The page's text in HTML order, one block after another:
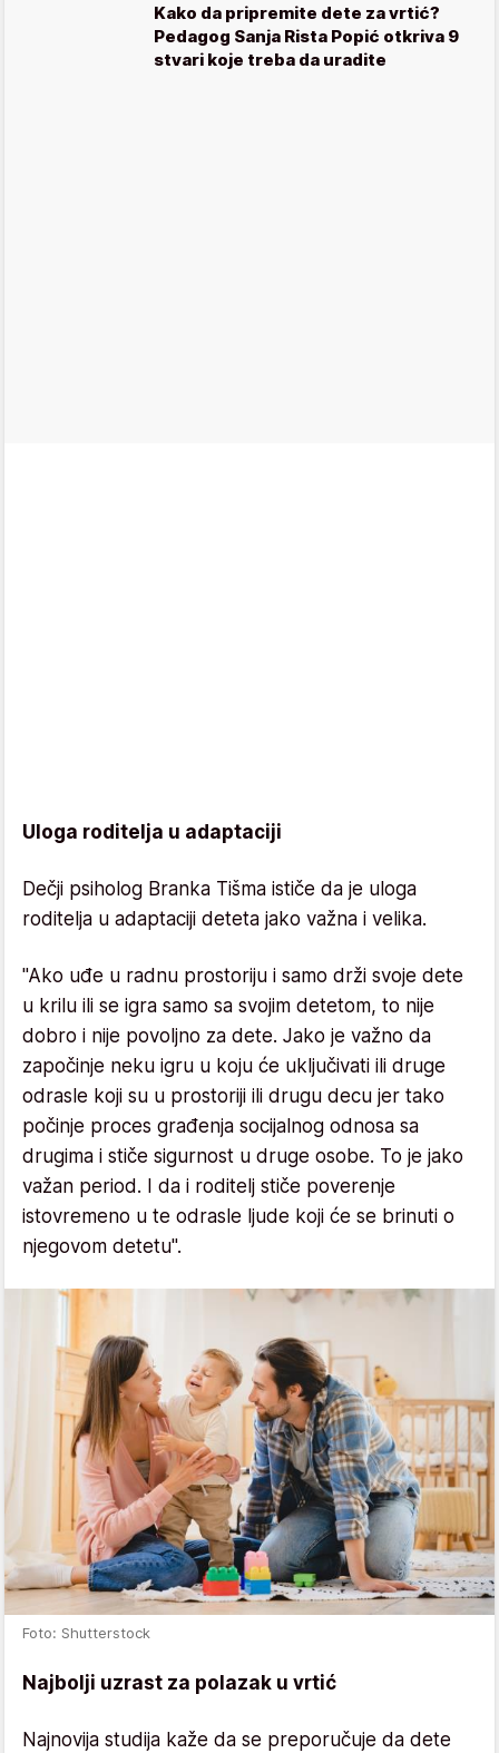
Kako da pripremite dete za vrtić?
Pedagog Sanja Rista Popić otkriva 9
stvari koje treba da uradite
Uloga roditelja u adaptaciji
Dečji psiholog Branka Tišma ističe da je uloga
roditelja u adaptaciji deteta jako važna i velika.
"Ako uđe u radnu prostoriju i samo drži svoje dete
u krilu ili se igra samo sa svojim detetom, to nije
dobro i nije povoljno za dete. Jako je važno da
započinje neku igru u koju će uključivati ili druge
odrasle koji su u prostoriji ili drugu decu jer tako
počinje proces građenja socijalnog odnosa sa
drugima i stiče sigurnost u druge osobe. To je jako
važan period. I da i roditelj stiče poverenje
istovremeno u te odrasle ljude koji će se brinuti o
njegovom detetu".
Foto: Shutterstock
Najbolji uzrast za polazak u vrtić
Najnovija studija kaže da se preporučuje da dete